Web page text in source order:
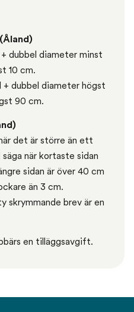
dubbel diameter minst
10 cm.
+ dubbel diameter högst
90 cm.
det är större än ett
när kortaste sidan
sidan är över 40 cm
än 3 cm.
skrymmande brev är en
en tilläggsavgift.